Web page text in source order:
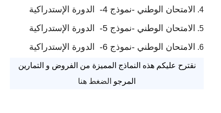
الامتحان الوطني -نموذج 4- الدورة
الإستدراكية
الامتحان الوطني -نموذج 5- الدورة
الإستدراكية
الامتحان الوطني -نموذج 6- الدورة
الإستدراكية
نقترح عليكم هذه النماذج المميزة من الفروض و التمارين
المرجو الضغط هنا